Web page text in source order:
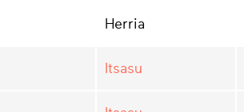
Herria
Itsasu